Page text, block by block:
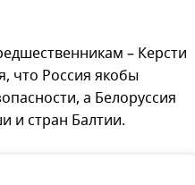
– Керсти
что Россия якобы
а Белоруссия
и стран Балтии.